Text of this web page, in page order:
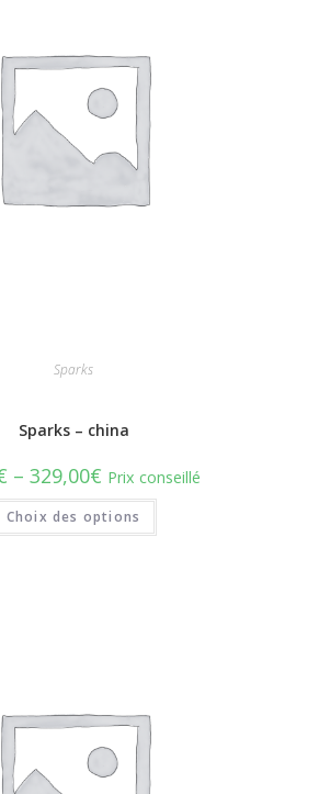
Sparks
Sparks – china
– 329,00€ Prix conseillé
Choix des options